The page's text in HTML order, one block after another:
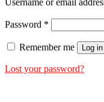
Username or email
Password *
Remember me Log in
Lost your password?